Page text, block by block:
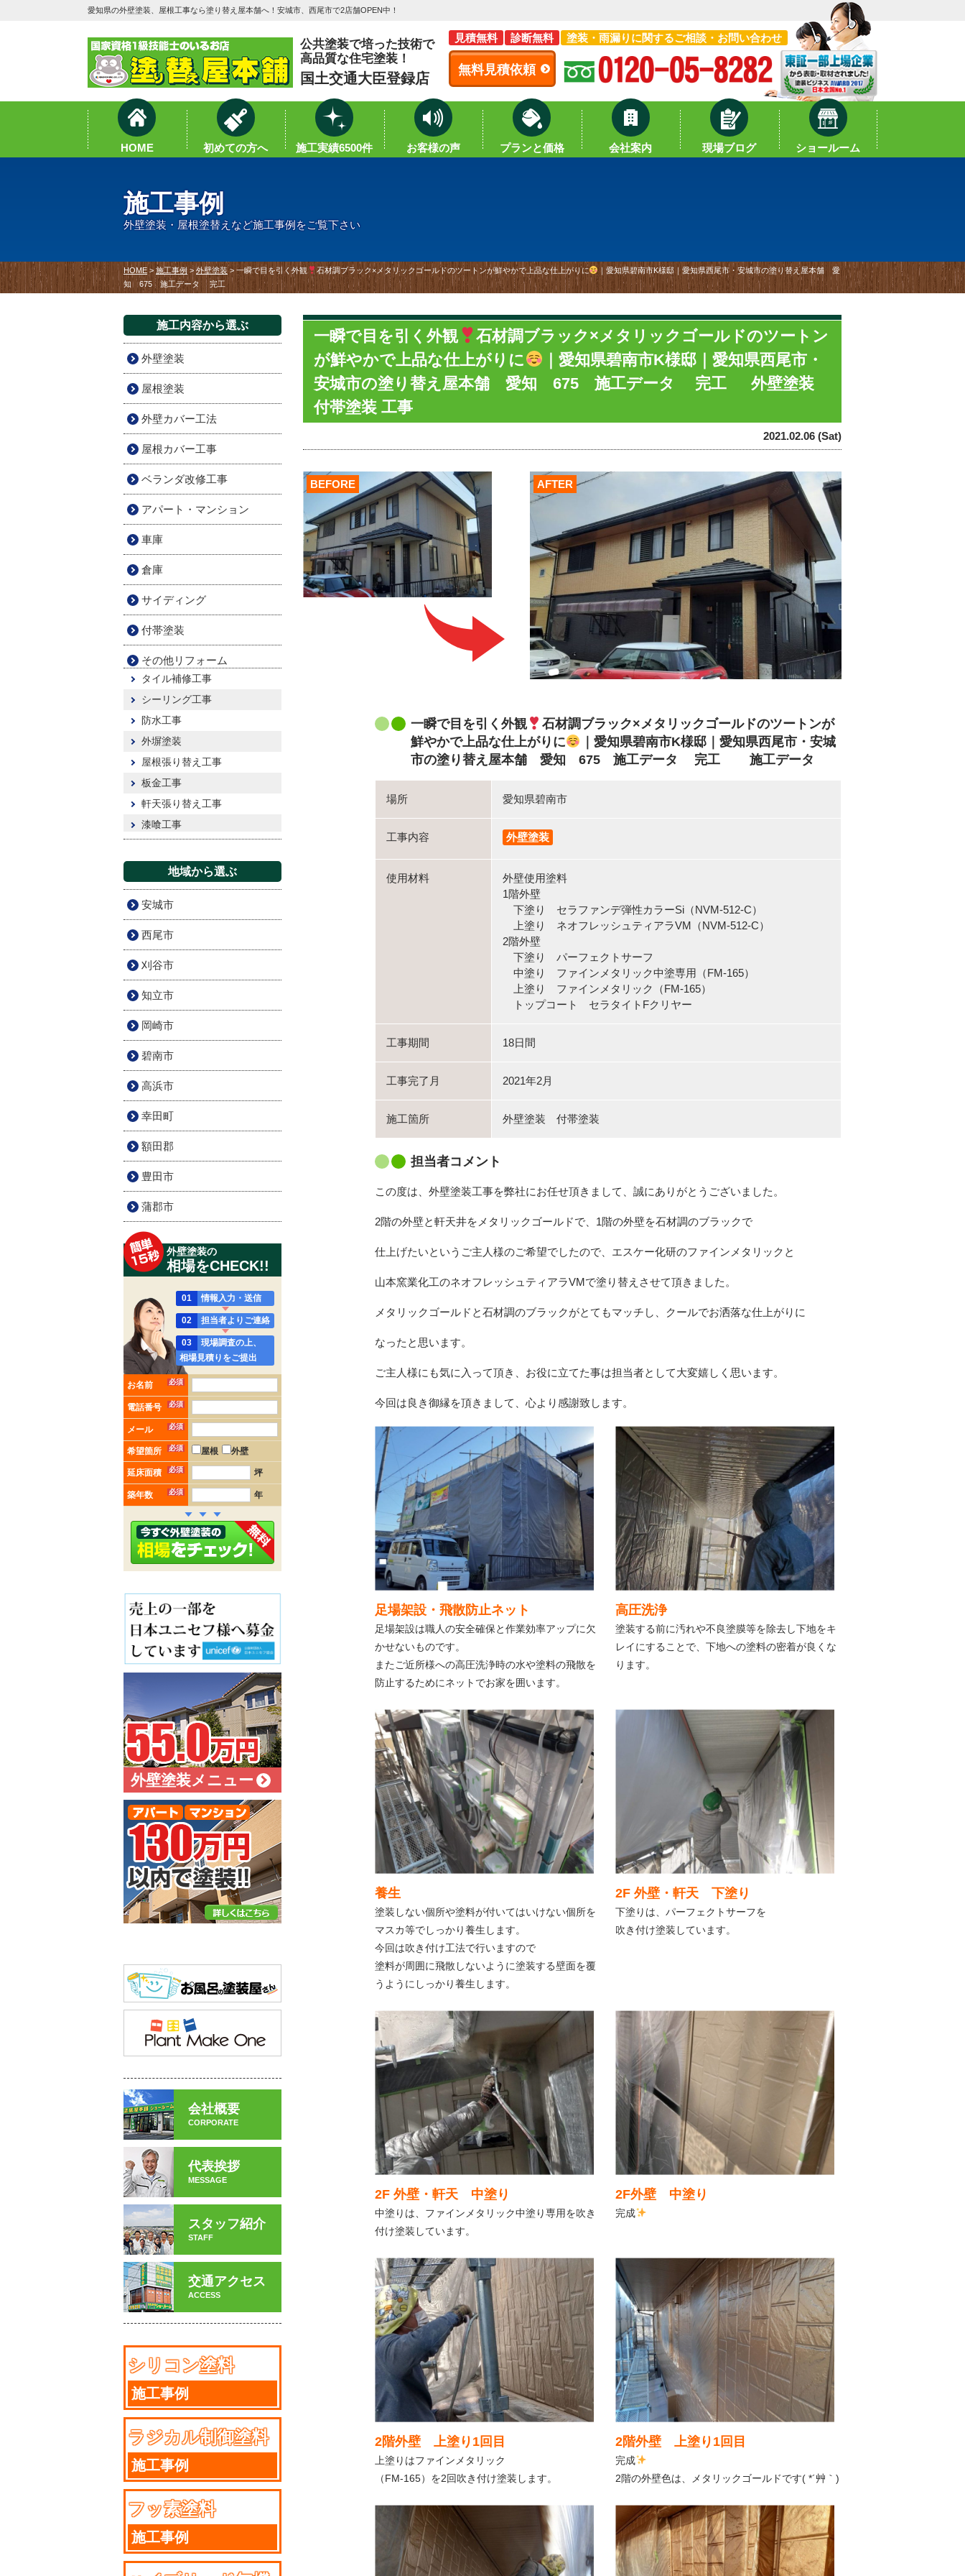
愛知県の外壁塗装、屋根工事なら塗り替え屋本舗へ！安城市、西尾市で2店舗OPEN中！
公共塗装で培った技術で
高品質な住宅塗装！
国土交通大臣登録店
見積無料 診断無料 塗装・雨漏りに関するご相談・お問い合わせ
無料見積依頼
HOME 初めての方へ 施工実績6500件 お客様の声 プランと価格 会社案内 現場ブログ ショールーム
施工事例
外壁塗装・屋根塗替えなど施工事例をご覧下さい
HOME> 施工事例 > 外壁塗装> 一瞬で目を引く外観 石材調ブラック×メタリックゴールドのツートンが鮮やかで上品な仕上がりに
｜愛知県碧南市K様邸｜愛知県西尾市・安城市の塗り替え屋本舗 愛
知 675 施工データ 完工
一瞬で目を引く外観
石材調ブラック×メタリックゴールドのツートン
が鮮やかで上品な仕上がりに
｜愛知県碧南市K様邸｜愛知県西尾市・
安城市の塗り替え屋本舗 愛知 675 施工データ 完工 外壁塗装
付帯塗装 工事
2021.02.06 (Sat)
AFTER
BEFORE
一瞬で目を引く外観
石材調ブラック×メタリックゴールドのツートンが
鮮やかで上品な仕上がりに
｜愛知県碧南市K様邸｜愛知県西尾市・安城
市の塗り替え屋本舗 愛知 675 施工データ 完工 施工データ
場所 愛知県碧南市
工事内容 外壁塗装
使用材料
外壁使用塗料
1階外壁
下塗り セラファンデ弾性カラーSi（NVM-512-C）
上塗り ネオフレッシュティアラVM（NVM-512-C）
2階外壁
下塗り パーフェクトサーフ
中塗り ファインメタリック中塗専用（FM-165）
上塗り ファインメタリック（FM-165）
トップコート セラタイトFクリヤー
工事期間 18日間
工事完了月 2021年2月
施工箇所 外壁塗装 付帯塗装
担当者コメント
この度は、外壁塗装工事を弊社にお任せ頂きまして、誠にありがとうございました。
2階の外壁と軒天井をメタリックゴールドで、1階の外壁を石材調のブラックで
仕上げたいというご主人様のご希望でしたので、エスケー化研のファインメタリックと
山本窯業化工のネオフレッシュティアラVMで塗り替えさせて頂きました。
メタリックゴールドと石材調のブラックがとてもマッチし、クールでお洒落な仕上がりに
なったと思います。
ご主人様にも気に入って頂き、お役に立てた事は担当者として大変嬉しく思います。
今回は良き御縁を頂きまして、心より感謝致します。
足場架設・飛散防止ネット
足場架設は職人の安全確保と作業効率アップに欠
かせないものです。
またご近所様への高圧洗浄時の水や塗料の飛散を
防止するためにネットでお家を囲います。
高圧洗浄
塗装する前に汚れや不良塗膜等を除去し下地をキ
レイにすることで、下地への塗料の密着が良くな
ります。
養生
塗装しない個所や塗料が付いてはいけない個所を
マスカ等でしっかり養生します。
今回は吹き付け工法で行いますので
塗料が周囲に飛散しないように塗装する壁面を覆
うようにしっかり養生します。
2F 外壁・軒天 下塗り
下塗りは、パーフェクトサーフを
吹き付け塗装しています。
2F 外壁・軒天 中塗り
中塗りは、ファインメタリック中塗り専用を吹き
付け塗装しています。
2F外壁 中塗り
完成
2階外壁 上塗り1回目
上塗りはファインメタリック
（FM-165）を2回吹き付け塗装します。
2階外壁 上塗り1回目
完成
2階の外壁色は、メタリックゴールドです( *´艸｀)
施工内容から選ぶ
外壁塗装
屋根塗装
外壁カバー工法
屋根カバー工事
ベランダ改修工事
アパート・マンション
車庫
倉庫
サイディング
付帯塗装
その他リフォーム
タイル補修工事
シーリング工事
防水工事
外塀塗装
屋根張り替え工事
板金工事
軒天張り替え工事
漆喰工事
地域から選ぶ
安城市
西尾市
刈谷市
知立市
岡崎市
碧南市
高浜市
幸田町
額田郡
豊田市
蒲郡市
外壁塗装の
相場をCHECK!!
01 情報入力・送信
02 担当者よりご連絡
03
現場調査の上、
相場見積りをご提出
お名前 必須
電話番号 必須
メール 必須
希望箇所 必須 屋根 外壁
延床面積 必須 坪
築年数 必須 年
外壁塗装メニュー
会社概要
CORPORATE
代表挨拶
MESSAGE
スタッフ紹介
STAFF
交通アクセス
ACCESS
シリコン塗料
施工事例
ラジカル制御塗料
施工事例
フッ素塗料
施工事例